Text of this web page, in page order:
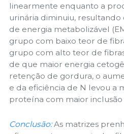
linearmente enquanto a
urinária diminuiu,
de energia metabolizável
grupo com baixo teor de
grupo com alto teor de
de que maior energia
retenção de gordura, o
e da eficiência de N levou a
proteína com maior inclusão
Conclusão:As matrizes